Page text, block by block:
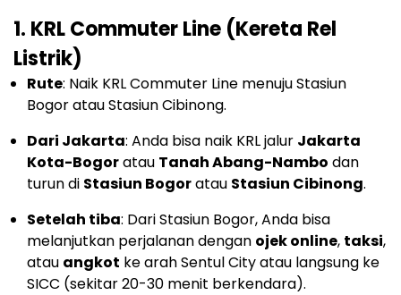
1. KRL Commuter Line (Kereta Rel
Listrik)
Rute: Naik KRL Commuter Line menuju Stasiun
Bogor atau Stasiun Cibinong.
Dari Jakarta: Anda bisa naik KRL jalur Jakarta
Kota-Bogoratau Tanah Abang-Nambo dan
turun di Stasiun Bogoratau Stasiun Cibinong.
Setelah tiba: Dari Stasiun Bogor, Anda bisa
melanjutkan perjalanan dengan ojek online, taksi,
atau angkot ke arah Sentul City atau langsung ke
SICC (sekitar 20-30 menit berkendara).